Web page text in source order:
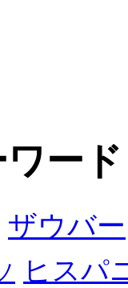
ード
ザウバー
ヒスパ